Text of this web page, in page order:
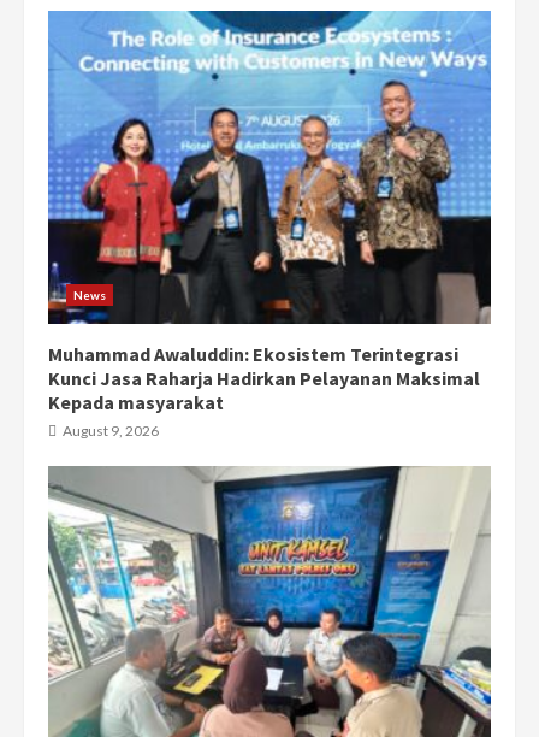
News
Muhammad Awaluddin: Ekosistem Terintegrasi
Kunci Jasa Raharja Hadirkan Pelayanan Maksimal
Kepada masyarakat
August 9, 2026